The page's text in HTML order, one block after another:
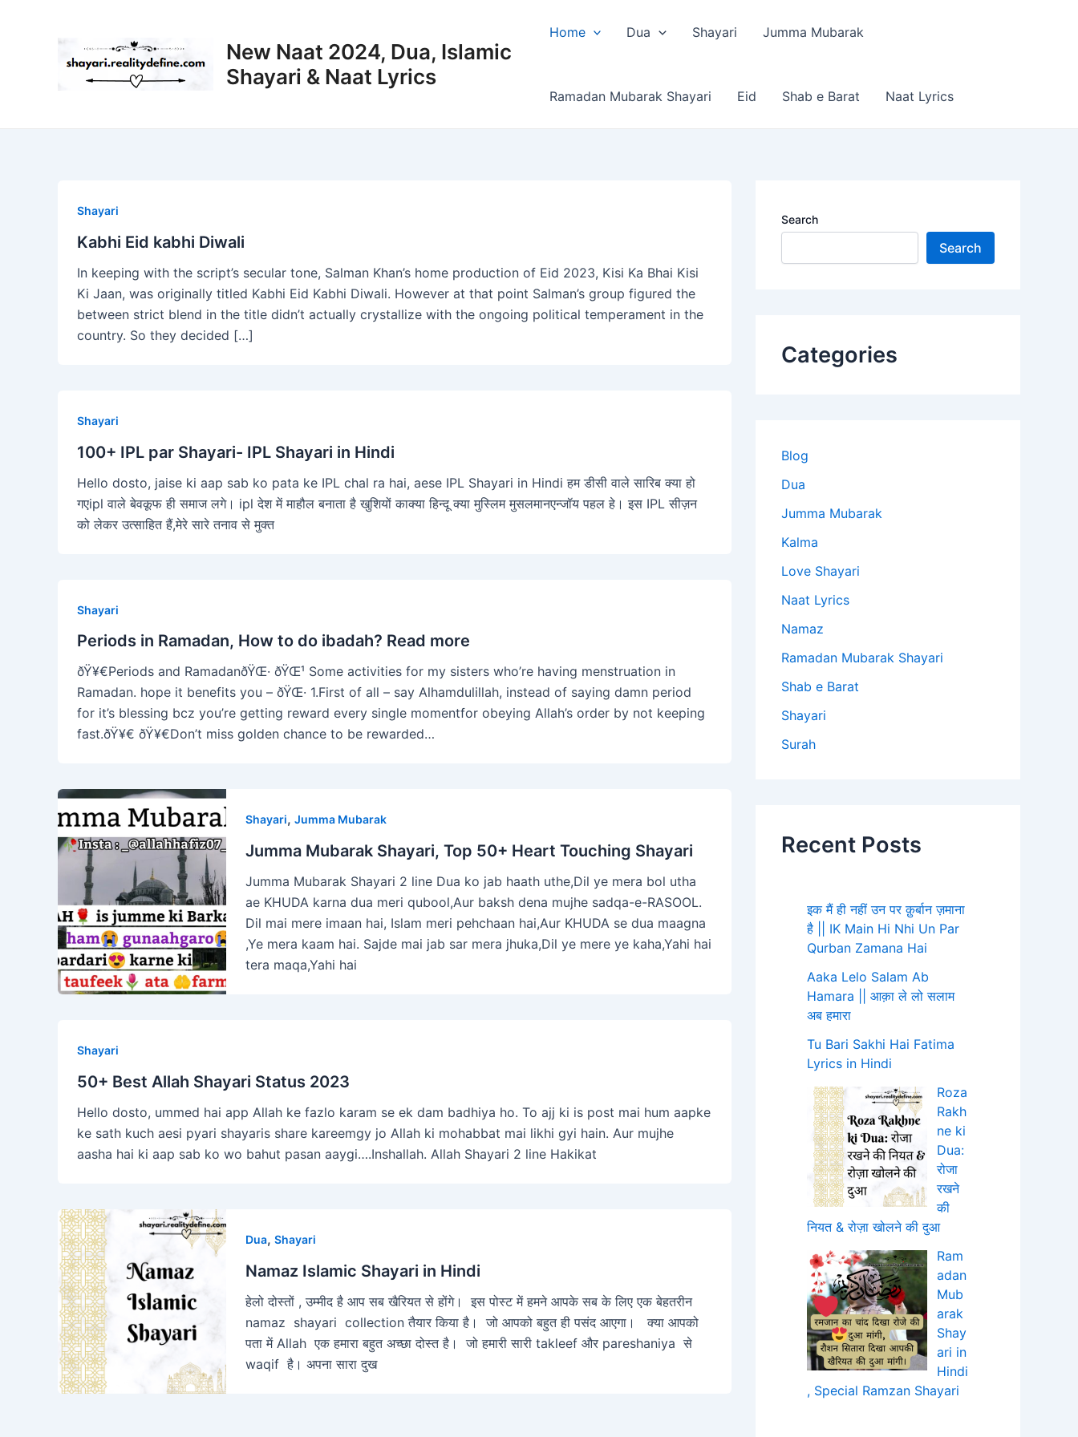
New Naat 2024, Dua, Islamic
Shayari & Naat Lyrics
Home Dua Shayari Jumma Mubarak
Ramadan Mubarak Shayari Eid Shab e Barat Naat Lyrics
Shayari
Kabhi Eid kabhi Diwali
In keeping with the script’s secular tone, Salman Khan’s home production of Eid 2023, Kisi Ka Bhai Kisi
Ki Jaan, was originally titled Kabhi Eid Kabhi Diwali. However at that point Salman’s group figured the
between strict blend in the title didn’t actually crystallize with the ongoing political temperament in the
country. So they decided […]
Shayari
100+ IPL par Shayari- IPL Shayari in Hindi
Hello dosto, jaise ki aap sab ko pata ke IPL chal ra hai, aese IPL Shayari in Hindi हम डीसी वाले सारिब क्या हो
गएipl वाले बेवकूफ ही समाज लगे। ipl देश में माहौल बनाता है खुशियों काक्या हिन्दू क्या मुस्लिम मुसलमानएन्जॉय पहल हे। इस IPL सीज़न
को लेकर उत्साहित हैं,मेरे सारे तनाव से मुक्त
Shayari
Periods in Ramadan, How to do ibadah? Read more
ðŸ¥€Periods and RamadanðŸŒ· ðŸŒ¹ Some activities for my sisters who’re having menstruation in
Ramadan. hope it benefits you – ðŸŒ· 1.First of all – say Alhamdulillah, instead of saying damn period
for it’s blessing bcz you’re getting reward every single momentfor obeying Allah’s order by not keeping
fast.ðŸ¥€ ðŸ¥€Don’t miss golden chance to be rewarded…
Shayari, Jumma Mubarak
Jumma Mubarak Shayari, Top 50+ Heart Touching Shayari
Jumma Mubarak Shayari 2 line Dua ko jab haath uthe,Dil ye mera bol utha
ae KHUDA karna dua meri qubool,Aur baksh dena mujhe sadqa-e-RASOOL.
Dil mai mere imaan hai, Islam meri pehchaan hai,Aur KHUDA se dua maagna
,Ye mera kaam hai. Sajde mai jab sar mera jhuka,Dil ye mere ye kaha,Yahi hai
tera maqa,Yahi hai
Shayari
50+ Best Allah Shayari Status 2023
Hello dosto, ummed hai app Allah ke fazlo karam se ek dam badhiya ho. To ajj ki is post mai hum aapke
ke sath kuch aesi pyari shayaris share kareemgy jo Allah ki mohabbat mai likhi gyi hain. Aur mujhe
aasha hai ki aap sab ko wo bahut pasan aaygi….Inshallah. Allah Shayari 2 line Hakikat
Dua, Shayari
Namaz Islamic Shayari in Hindi
हेलो दोस्तों , उम्मीद है आप सब खैरियत से होंगे। इस पोस्ट में हमने आपके सब के लिए एक बेहतरीन
namaz shayari collection तैयार किया है। जो आपको बहुत ही पसंद आएगा। क्या आपको
पता में Allah एक हमारा बहुत अच्छा दोस्त है। जो हमारी सारी takleef और pareshaniya से
waqif है। अपना सारा दुख
Search
Search
Categories
Blog
Dua
Jumma Mubarak
Kalma
Love Shayari
Naat Lyrics
Namaz
Ramadan Mubarak Shayari
Shab e Barat
Shayari
Surah
Recent Posts
इक मैं ही नहीं उन पर क़ुर्बान ज़माना
है || IK Main Hi Nhi Un Par
Qurban Zamana Hai
Aaka Lelo Salam Ab
Hamara || आक़ा ले लो सलाम
अब हमारा
Tu Bari Sakhi Hai Fatima
Lyrics in Hindi
Roza
Rakh
ne ki
Dua:
रोजा
रखने
की
नियत & रोज़ा खोलने की दुआ
Ram
adan
Mub
arak
Shay
ari in
Hindi
, Special Ramzan Shayari